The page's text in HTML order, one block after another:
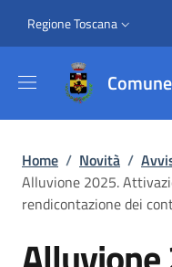
Slim top
Regione Toscana
Briciole di
Home / Novità /
Alluvione 2025.
rendicontazione dei